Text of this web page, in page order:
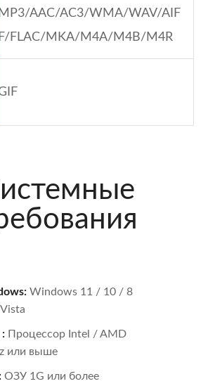
MP3/AAC/AC3/WMA/WAV/AIF
F/FLAC/MKA/M4A/M4B/M4R
Windows 11 / 10 / 8
: Процессор Intel / AMD
или выше
ОЗУ 1G или более